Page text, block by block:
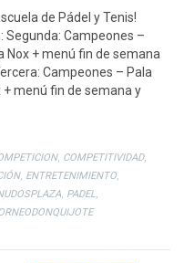
de Pádel y Tenis!
Segunda: Campeones –
Nox + menú fin de semana
Campeones – Pala
menú fin de semana y
, COMPETITIVIDAD,
, ENTRETENIMIENTO,
, PADEL,